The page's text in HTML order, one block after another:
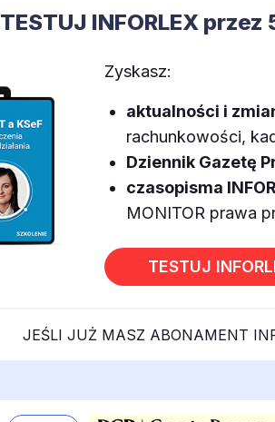
TESTUJ INFORLEX przez
Zyskasz:
aktualności i
rachunkowości,
Dziennik Gazetę
czasopisma INFOR
MONITOR prawa
TESTUJ
JEŚLI JUŻ MASZ ABONAMENT